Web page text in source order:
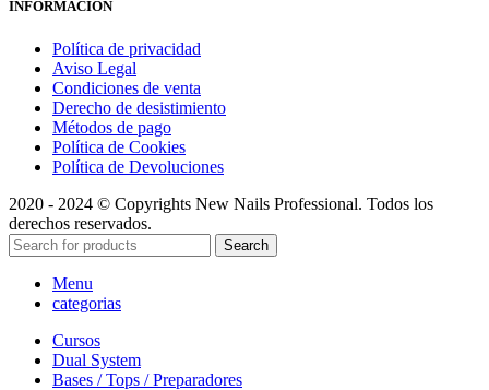
INFORMACIÓN
Política de privacidad
Aviso Legal
Condiciones de venta
Derecho de desistimiento
Métodos de pago
Política de Cookies
Política de Devoluciones
2020 - 2024 © Copyrights New Nails Professional. Todos los
derechos reservados.
Search
Menu
categorias
Cursos
Dual System
Bases / Tops / Preparadores